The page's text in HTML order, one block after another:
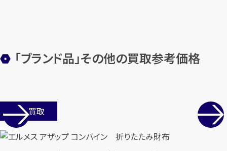
「ブランド品」その他の買取参考価格
店舗買取